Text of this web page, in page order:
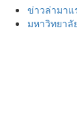
ข่าวล่ามาแ
มหาวิทยา